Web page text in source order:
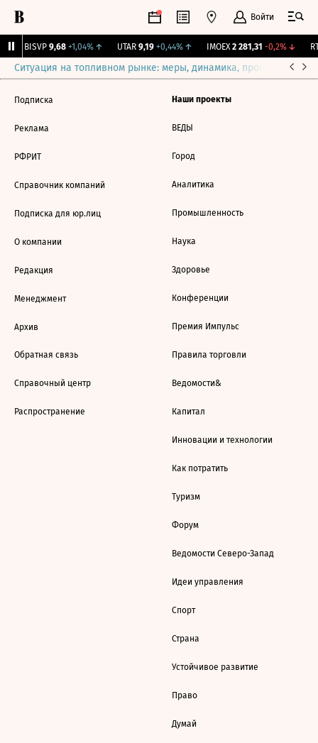
Войти
BISVP 9,68 +1,04%↑ UTAR 9,19 +0,44%↑ IMOEX 2 281,31 -0,2%↓
Ситуация на топливном рынке: меры, динамика, прогнозы
Подписка
Реклама
РФРИТ
Справочник компаний
Подписка для юр.лиц
О компании
Редакция
Менеджмент
Архив
Обратная связь
Справочный центр
Распространение
Наши проекты
ВЕДЫ
Город
Аналитика
Промышленность
Наука
Здоровье
Конференции
Премия Импульс
Правила торговли
Ведомости&
Капитал
Инновации и технологии
Как потратить
Туризм
Форум
Ведомости Северо-Запад
Идеи управления
Спорт
Страна
Устойчивое развитие
Право
Думай